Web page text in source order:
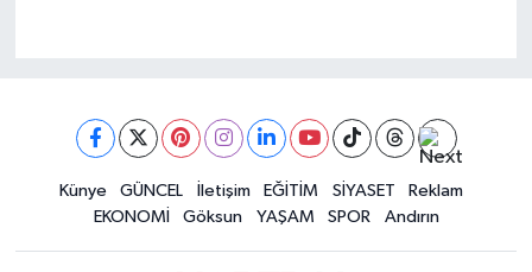
Künye GÜNCEL İletişim EĞİTİM SİYASET
Reklam
EKONOMİ
Göksun YAŞAM SPOR Andırın